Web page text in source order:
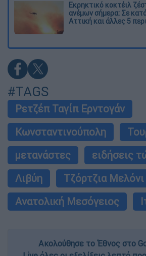
Εκρηκτικό κοκτέιλ
ανέμων σήμερα: Σε
Αττική και άλλες 5
#TAGS
Ρετζέπ Ταγίπ Ερντογάν
Κωνσταντινούπολη
μετανάστες
ειδήσεις
Λιβύη
Τζόρτζια Μελόνι
Ανατολική Μεσόγειος
Ακολούθησε το Έθνος στο